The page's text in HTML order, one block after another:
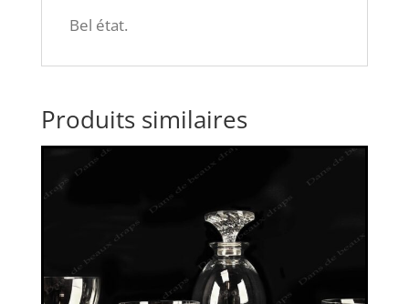
Bel état.
Produits similaires